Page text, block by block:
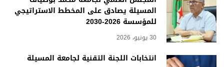
المسيلة يصادق على المخطط الاستراتيجي
للمؤسسة 2026-2030
30 يونيو، 2026
انتخابات اللجنة التقنية لجامعة المسيلة